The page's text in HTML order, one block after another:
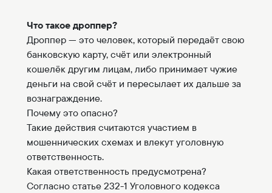
Что такое дроппер?
Дроппер — это человек, который передаёт свою
банковскую карту, счёт или электронный
кошелёк другим лицам, либо принимает чужие
деньги на свой счёт и пересылает их дальше за
вознаграждение.
Почему это опасно?
Такие действия считаются участием в
мошеннических схемах и влекут уголовную
ответственность.
Какая ответственность предусмотрена?
Согласно статье 232-1 Уголовного кодекса